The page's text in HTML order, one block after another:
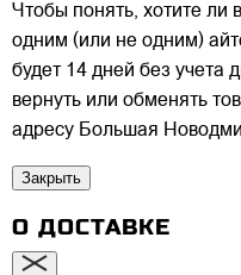
Чтобы понять, хотите
одним (или не одним)
будет 14 дней без учета
вернуть или обменять
адресу Большая
Закрыть
О ДОСТАВКЕ